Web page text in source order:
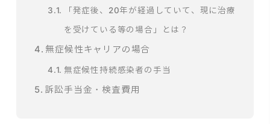
「発症後、20年が経過していて、現に治療
を受けている等の場合」とは？
無症候性キャリアの場合
無症候性持続感染者の手当
訴訟手当金・検査費用